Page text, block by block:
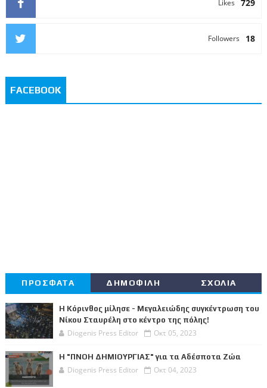
729
Likes
18
Followers
FACEBOOK
ΠΡΟΣΦΑΤΑ ΔΗΜΟΦΙΛΗ ΣΧΟΛΙΑ
Η Κόρινθος μίλησε - Μεγαλειώδης συγκέντρωση του
Νίκου Σταυρέλη στο κέντρο της πόλης!
Diogenis Press Editor Οκτ 05, 2023
Η "ΠΝΟΗ ΔΗΜΙΟΥΡΓΙΑΣ" για τα Αδέσποτα Ζώα
Diogenis Press Editor Οκτ 04, 2023